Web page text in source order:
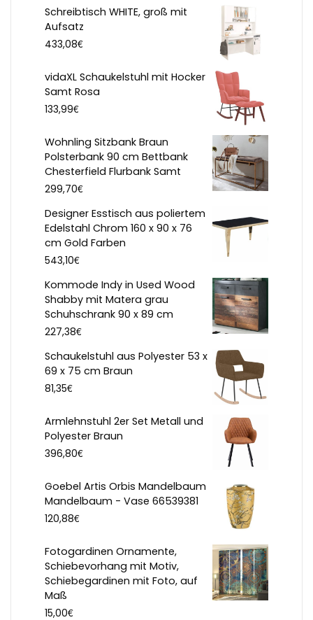
Schreibtisch WHITE, groß mit
Aufsatz
433,08€
vidaXL Schaukelstuhl mit Hocker
Samt Rosa
133,99€
Wohnling Sitzbank Braun
Polsterbank 90 cm Bettbank
Chesterfield Flurbank Samt
299,70€
Designer Esstisch aus poliertem
Edelstahl Chrom 160 x 90 x 76
cm Gold Farben
543,10€
Kommode Indy in Used Wood
Shabby mit Matera grau
Schuhschrank 90 x 89 cm
227,38€
Schaukelstuhl aus Polyester 53 x
69 x 75 cm Braun
81,35€
Armlehnstuhl 2er Set Metall und
Polyester Braun
396,80€
Goebel Artis Orbis Mandelbaum
Mandelbaum - Vase 66539381
120,88€
Fotogardinen Ornamente,
Schiebevorhang mit Motiv,
Schiebegardinen mit Foto, auf
Maß
15,00€